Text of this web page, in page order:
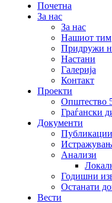
Почетна
За нас
За нас
Нашиот тим
Придружи
Настани
Галерија
Контакт
Проекти
Општество
Граѓански
Документи
Публикации
Анализи
Годишни
Останати
Вести